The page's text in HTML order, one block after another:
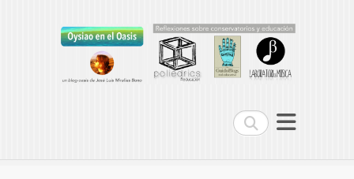
Buscar
Oysiao en el Oasis